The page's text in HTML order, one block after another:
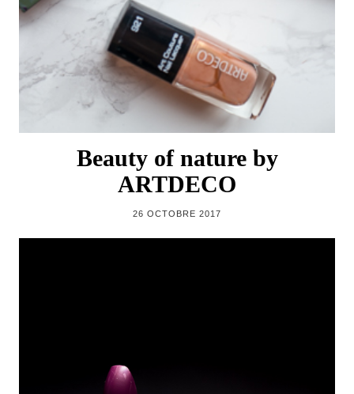
Beauty of nature by
ARTDECO
26 OCTOBRE 2017